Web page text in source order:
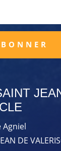
Agniel
DE